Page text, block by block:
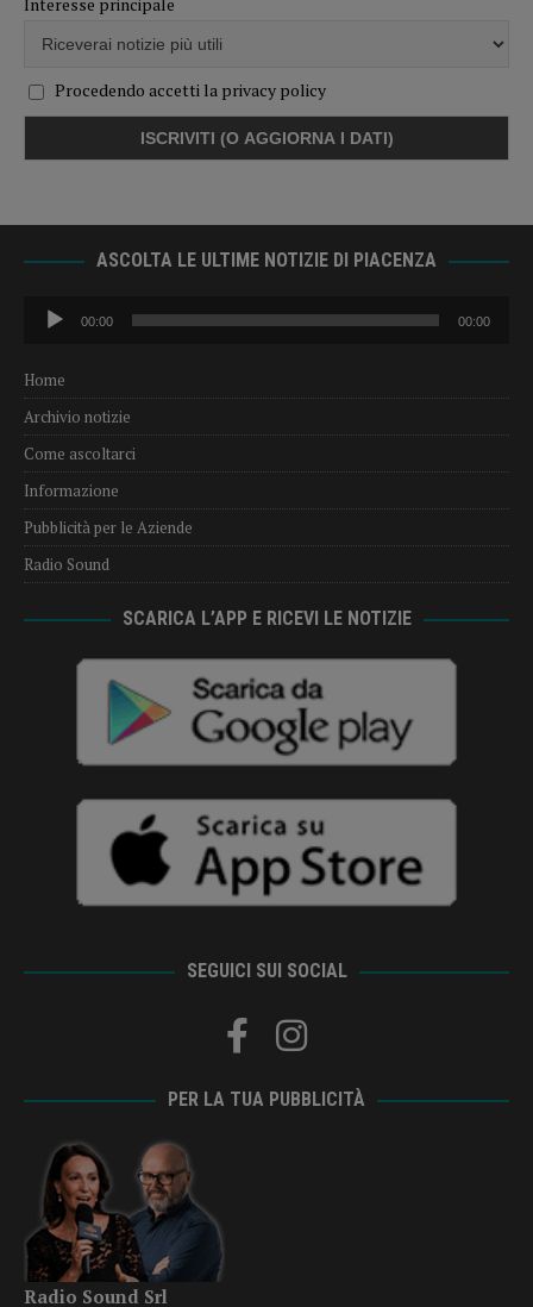
Procedendo accetti la privacy policy
ASCOLTA LE ULTIME NOTIZIE DI PIACENZA
Audio
Player
00:00 00:00
Home
Archivio notizie
Come ascoltarci
Informazione
Pubblicità per le Aziende
Radio Sound
SCARICA L’APP E RICEVI LE NOTIZIE
SEGUICI SUI SOCIAL
PER LA TUA PUBBLICITÀ
Radio Sound Srl